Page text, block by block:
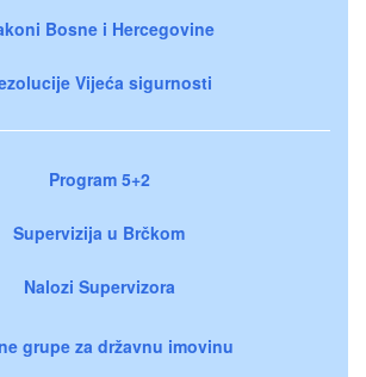
Bosne i Hercegovine
Vijeća sigurnosti
Program 5+2
Supervizija u Brčkom
Nalozi Supervizora
grupe za državnu imovinu